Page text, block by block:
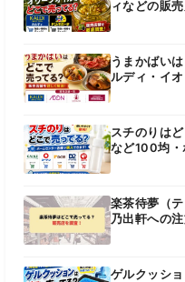
ィなどの販
うまかばい
ルディ・イ
スチのりは
など100均・
楽茶待夢（
乃出軒への
ゲルクッシ